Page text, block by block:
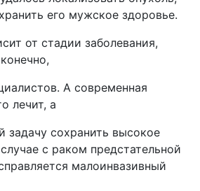
его мужское здоровье.
от стадии заболевания,
А современная
лечит, а
задачу сохранить высокое
с раком предстательной
малоинвазивный